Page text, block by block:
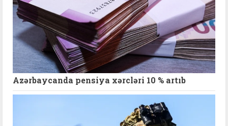
Azərbaycanda pensiya xərcləri 10 % artıb